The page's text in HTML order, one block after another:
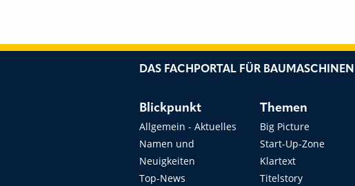
DAS FACHPORTAL FÜR
Blickpunkt
Allgemein - Aktuelles
Namen und
Neuigkeiten
Top-News
Themen
Big Picture
Start-Up-Zone
Klartext
Titelstory